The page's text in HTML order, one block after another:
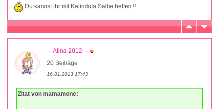
Du kannst ihr mit Kalindula Salbe helfen !!
---Alina-2012---
20 Beiträge
16.01.2013 17:43
Zitat von mamamone: